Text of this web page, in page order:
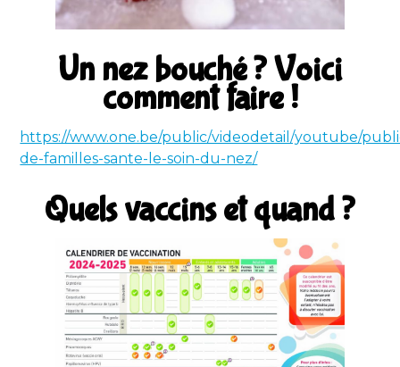
Un nez bouché ? Voici
comment faire !
https://www.one.be/public/videodetail/youtube/
de-familles-sante-le-soin-du-nez/
Quels vaccins et quand ?